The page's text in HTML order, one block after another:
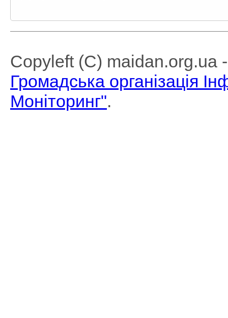
Copyleft (C) maidan.org.ua
Громадська організація
Моніторинг".